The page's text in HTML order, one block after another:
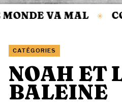
VA MAL ✳
CATÉGORIES
NOAH ET
BALEINE